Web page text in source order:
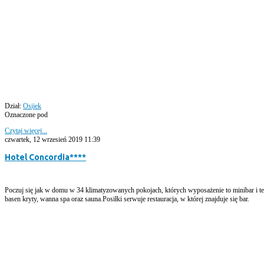
Dział: Osijek
Oznaczone pod
Czytaj więcej...
czwartek, 12 wrzesień 2019 11:39
Hotel Concordia****
Poczuj się jak w domu w 34 klimatyzowanych pokojach, których wyposażenie to minibar i
basen kryty, wanna spa oraz sauna.Posiłki serwuje restauracja, w której znajduje się bar.